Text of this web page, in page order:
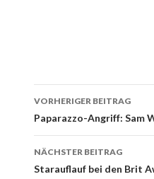
VORHERIGER BEITRAG
Paparazzo-Angriff: Sam
NÄCHSTER BEITRAG
Starauflauf bei den Brit